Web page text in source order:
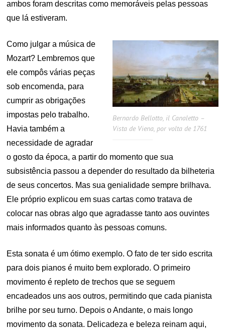
ambos foram descritas como memoráveis pelas pessoas
que lá estiveram.
Bernardo Bellotto, il Canaletto –
Vista de Viena, por volta de 1761
Como julgar a música de
Mozart? Lembremos que
ele compôs várias peças
sob encomenda, para
cumprir as obrigações
impostas pelo trabalho.
Havia também a
necessidade de agradar
o gosto da época, a partir do momento que sua
subsistência passou a depender do resultado da bilheteria
de seus concertos. Mas sua genialidade sempre brilhava.
Ele próprio explicou em suas cartas como tratava de
colocar nas obras algo que agradasse tanto aos ouvintes
mais informados quanto às pessoas comuns.
Esta sonata é um ótimo exemplo. O fato de ter sido escrita
para dois pianos é muito bem explorado. O primeiro
movimento é repleto de trechos que se seguem
encadeados uns aos outros, permitindo que cada pianista
brilhe por seu turno. Depois o Andante, o mais longo
movimento da sonata. Delicadeza e beleza reinam aqui,